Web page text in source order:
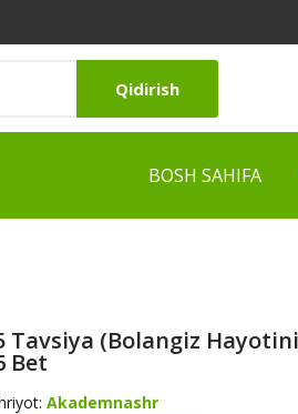
Qidirish
BOSH SAHIFA
Tavsiya (Bolangiz
Bet
Akademnashr